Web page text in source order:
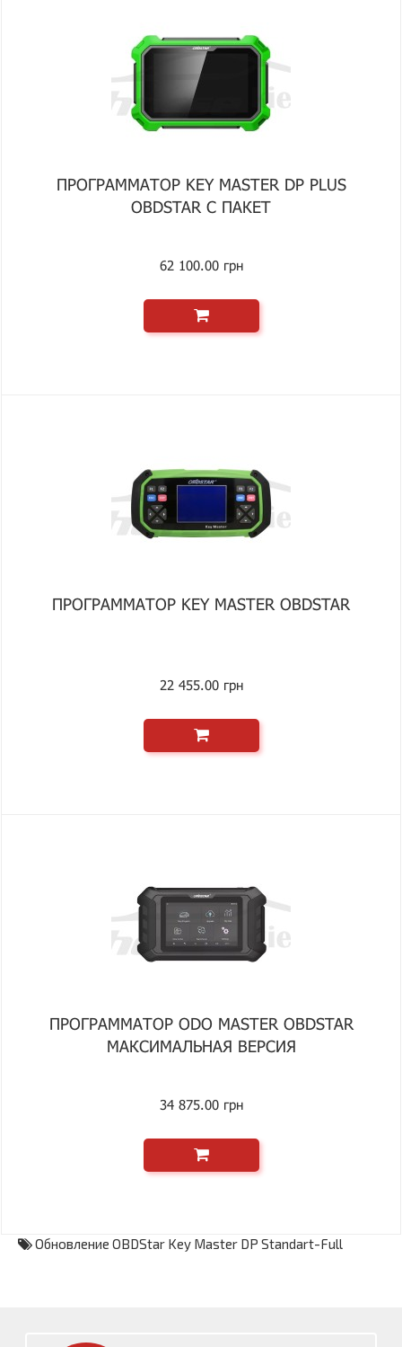
ПРОГРАММАТОР KEY MASTER DP PLUS
OBDSTAR С ПАКЕТ
62 100.00 грн
ПРОГРАММАТОР KEY MASTER OBDSTAR
22 455.00 грн
ПРОГРАММАТОР ODO MASTER OBDSTAR
МАКСИМАЛЬНАЯ ВЕРСИЯ
34 875.00 грн
Обновление OBDStar Key Master DP Standart-Full